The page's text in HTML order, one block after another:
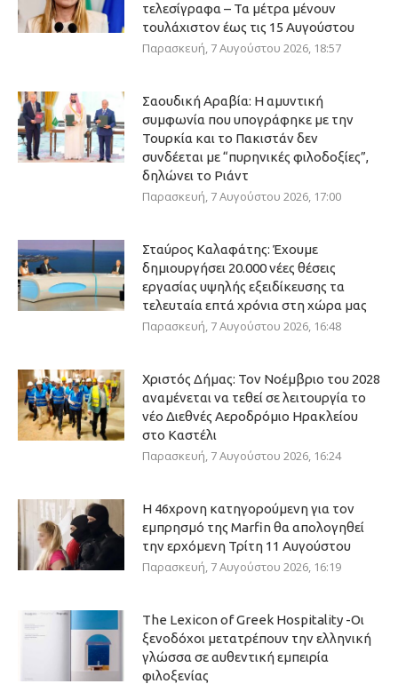
τελεσίγραφα – Τα μέτρα μένουν
τουλάχιστον έως τις 15 Αυγούστου
Παρασκευή, 7 Αυγούστου 2026, 18:57
Σαουδική Αραβία: Η αμυντική
συμφωνία που υπογράφηκε με την
Τουρκία και το Πακιστάν δεν
συνδέεται με “πυρηνικές φιλοδοξίες”,
δηλώνει το Ριάντ
Παρασκευή, 7 Αυγούστου 2026, 17:00
Σταύρος Καλαφάτης: Έχουμε
δημιουργήσει 20.000 νέες θέσεις
εργασίας υψηλής εξειδίκευσης τα
τελευταία επτά χρόνια στη χώρα μας
Παρασκευή, 7 Αυγούστου 2026, 16:48
Χριστός Δήμας: Τον Νοέμβριο του 2028
αναμένεται να τεθεί σε λειτουργία το
νέο Διεθνές Αεροδρόμιο Ηρακλείου
στο Καστέλι
Παρασκευή, 7 Αυγούστου 2026, 16:24
Η 46χρονη κατηγορούμενη για τον
εμπρησμό της Marfin θα απολογηθεί
την ερχόμενη Τρίτη 11 Αυγούστου
Παρασκευή, 7 Αυγούστου 2026, 16:19
The Lexicon of Greek Hospitality -Οι
ξενοδόχοι μετατρέπουν την ελληνική
γλώσσα σε αυθεντική εμπειρία
φιλοξενίας